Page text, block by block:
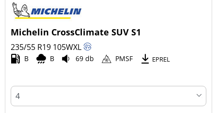
Michelin CrossClimate SUV S1
235/55 R19 105WXL
B B 69 db PMSF EPREL